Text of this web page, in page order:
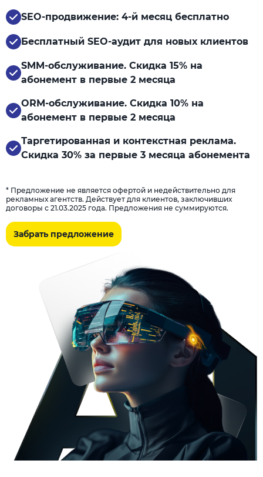
SEO-продвижение: 4-й месяц бесплатно
Бесплатный SEO-аудит для новых клиентов
SMM-обслуживание. Скидка 15% на
абонемент в первые 2 месяца
ORM-обслуживание. Скидка 10% на
абонемент в первые 2 месяца
Таргетированная и контекстная реклама.
Скидка 30% за первые 3 месяца абонемента
* Предложение не является офертой и недействительно для
рекламных агентств. Действует для клиентов, заключивших
договоры с 21.03.2025 года. Предложения не суммируются.
Забрать предложение